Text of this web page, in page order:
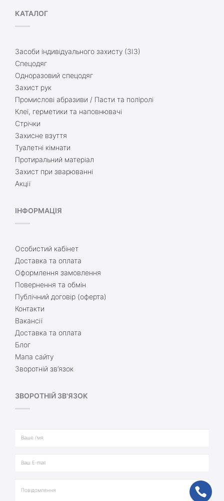
КАТАЛОГ
Засоби індивідуального захисту (ЗІЗ)
Спецодяг
Одноразовий спецодяг
Захист рук
Промислові абразиви / Пасти та поліролі
Клеї, герметики та наповнювачі
Стрічки
Захисне взуття
Туалетні кімнати
Протиральний матеріал
Захист при зварюванні
Акції
ІНФОРМАЦІЯ
Особистий кабінет
Доставка та оплата
Оформлення замовлення
Повернення та обмін
Публічний договір (оферта)
Контакти
Вакансії
Доставка та оплата
Блог
Мапа сайту
Зворотній зв’язок
ЗВОРОТНІЙ ЗВ'ЯЗОК
ph